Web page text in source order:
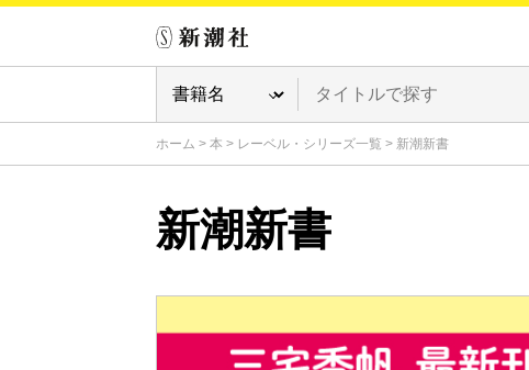
ホーム > 本 > レーベル・シリーズ一覧 > 新潮新書
新潮新書